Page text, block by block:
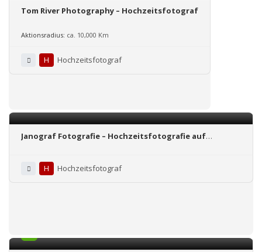
Tom River Photography – Hochzeitsfotograf
Aktionsradius: ca. 10,000 Km
H Hochzeitsfotograf
Janograf Fotografie – Hochzeitsfotografie auf
H
Hochzeitsfotograf